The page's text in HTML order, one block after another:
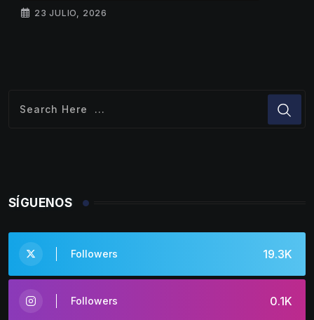
23 JULIO, 2026
SÍGUENOS
19.3K
Followers
0.1K
Followers